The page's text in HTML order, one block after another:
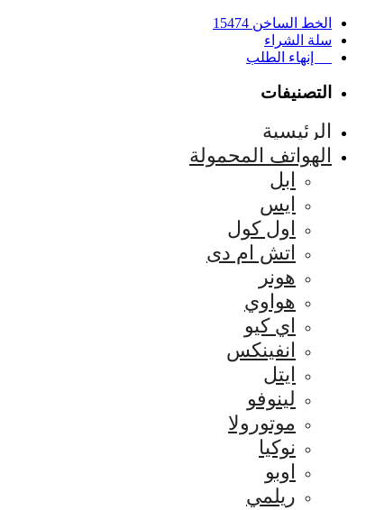
الخط الساخن 15474
سلة الشراء
إنهاء الطلب
التصنيفات
الرئيسية
الهواتف المحمولة
ابل
ايس
اول كول
اتش ام دى
هونر
هواوي
اي كيو
انفينكس
ايتل
لينوفو
موتورولا
نوكيا
اوبو
ريلمي